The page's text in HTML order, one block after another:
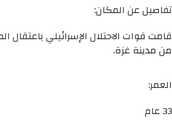
تفاصيل عن المكان:
قامت قوات الاحتلال الإسرائيلي باعتقال
من مدينة غزة.
العمر:
33 عام